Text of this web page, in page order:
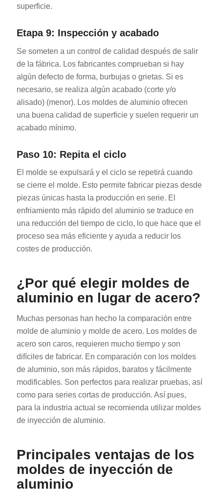
superficie.
Etapa 9: Inspección y acabado
Se someten a un control de calidad después de salir
de la fábrica. Los fabricantes comprueban si hay
algún defecto de forma, burbujas o grietas. Si es
necesario, se realiza algún acabado (corte y/o
alisado) (menor). Los moldes de aluminio ofrecen
una buena calidad de superficie y suelen requerir un
acabado mínimo.
Paso 10: Repita el ciclo
El molde se expulsará y el ciclo se repetirá cuando
se cierre el molde. Esto permite fabricar piezas desde
piezas únicas hasta la producción en serie. El
enfriamiento más rápido del aluminio se traduce en
una reducción del tiempo de ciclo, lo que hace que el
proceso sea más eficiente y ayuda a reducir los
costes de producción.
¿Por qué elegir moldes de
aluminio en lugar de acero?
Muchas personas han hecho la comparación entre
molde de aluminio y molde de acero. Los moldes de
acero son caros, requieren mucho tiempo y son
difíciles de fabricar. En comparación con los moldes
de aluminio, son más rápidos, baratos y fácilmente
modificables. Son perfectos para realizar pruebas, así
como para series cortas de producción. Así pues,
para la industria actual se recomienda utilizar moldes
de inyección de aluminio.
Principales ventajas de los
moldes de inyección de
aluminio